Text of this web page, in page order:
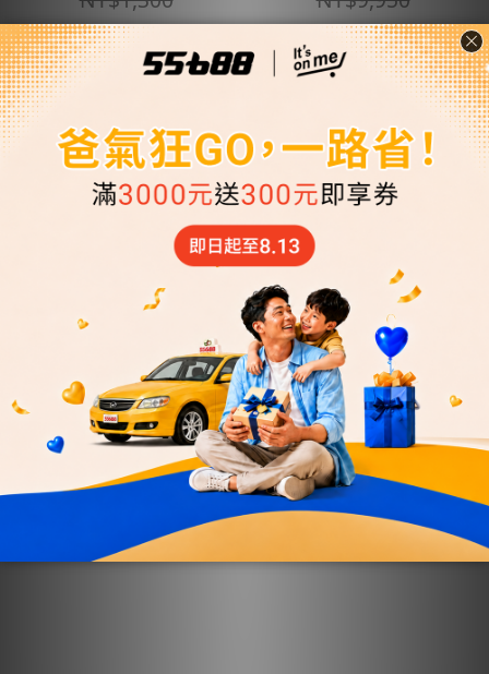
【訂閱85元X20張搭車
金】★贈搭車金120元(每
30天自動扣款)
NT$1,700
NT$1,820
苗栗縣-桃園機場接送機
(豪華型房車)
NT$2,560 ~ NT$3,9...
NT$4,100